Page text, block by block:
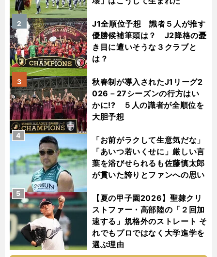
J1全順位予想 識者５人が推す
優勝候補筆頭は？ J2降格の憂
き目に遭いそうな３クラブと
は？
2
秋春制が導入されたJ1リーグ2
026－27シーズンの行方はい
かに!? ５人の識者が全順位を
大胆予想
3
「お前がラクして生意気だな」
「あいつ若いくせに」厳しい言
葉を浴びせられるも佐藤慎太郎
が貫いた誇りとファンへの思い
4
【夏の甲子園2026】聖隷クリ
ストファー・高部陸の「２回加
速する」規格外のストレート そ
れでもプロではなく大学進学を
選ぶ理由
5